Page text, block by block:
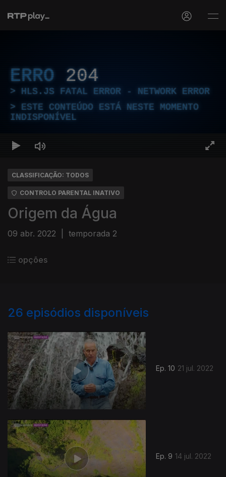
ERRO 204
HLS.JS FATAL ERROR - NETWORK ERROR
ESTE CONTEÚDO ESTÁ NESTE MOMENTO
INDISPONÍVEL
CLASSIFICAÇÃO: TODOS
CONTROLO PARENTAL INATIVO
Origem da Água
09 abr. 2022 temporada 2
opções
26 episódios disponíveis
Ep. 10 21 jul. 2022
Ep. 9 14 jul. 2022